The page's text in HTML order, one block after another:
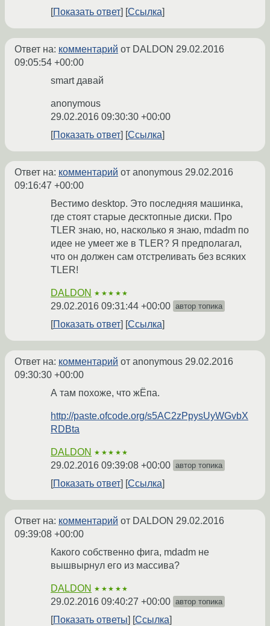
Показать ответ
Ссылка
Ответ на: комментарий от DALDON 29.02.2016
09:05:54 +00:00
smart давай
anonymous
29.02.2016 09:30:30 +00:00
Показать ответ
Ссылка
Ответ на: комментарий от anonymous 29.02.2016
09:16:47 +00:00
Вестимо desktop. Это последняя машинка,
где стоят старые десктопные диски. Про
TLER знаю, но, насколько я знаю, mdadm по
идее не умеет же в TLER? Я предполагал,
что он должен сам отстреливать без всяких
TLER!
DALDON ★★★★★
29.02.2016 09:31:44 +00:00 автор топика
Показать ответ Ссылка
Ответ на: комментарий от anonymous 29.02.2016
09:30:30 +00:00
А там похоже, что жЁпа.
http://paste.ofcode.org/s5AC2zPpysUyWGvbX
RDBta
DALDON ★★★★★
29.02.2016 09:39:08 +00:00 автор топика
Показать ответ Ссылка
Ответ на: комментарий от DALDON 29.02.2016
09:39:08 +00:00
Какого собственно фига, mdadm не
вышвырнул его из массива?
DALDON ★★★★★
29.02.2016 09:40:27 +00:00 автор топика
Показать ответы Ссылка